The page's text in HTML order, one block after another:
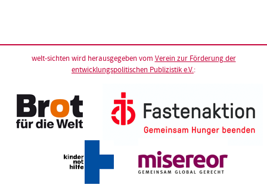
welt-sichten wird herausgegeben vom Verein zur Förderung der
entwicklungspolitischen Publizistik e.V.: